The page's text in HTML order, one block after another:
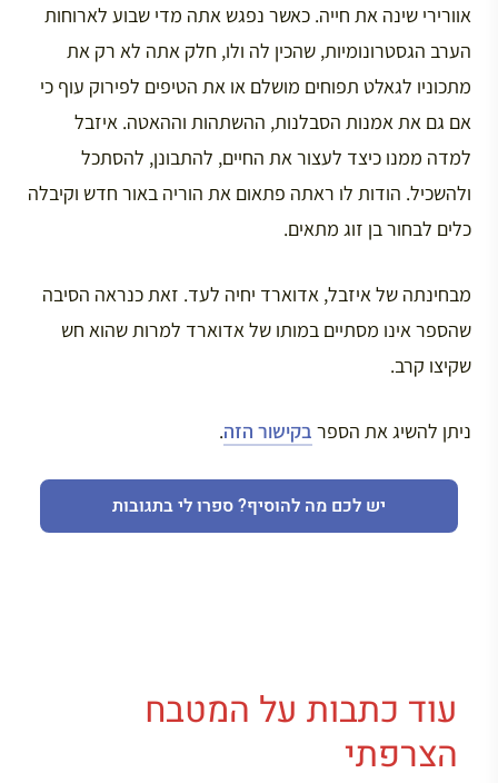
אוורירי שינה את חייה. כאשר נפגש אתה מדי שבוע לארוחות
הערב הגסטרונומיות, שהכין לה ולו, חלק אתה לא רק את
מתכוניו לגאלט תפוחים מושלם או את הטיפים לפירוק עוף כי
אם גם את אמנות הסבלנות, ההשתהות וההאטה. איזבל
למדה ממנו כיצד לעצור את החיים, להתבונן, להסתכל
ולהשכיל. הודות לו ראתה פתאום את הוריה באור חדש וקיבלה
כלים לבחור בן זוג מתאים.
מבחינתה של איזבל, אדוארד יחיה לעד. זאת כנראה הסיבה
שהספר אינו מסתיים במותו של אדוארד למרות שהוא חש
שקיצו קרב.
ניתן להשיג את הספר בקישור הזה.
יש לכם מה להוסיף? ספרו לי בתגובות
עוד כתבות על המטבח
הצרפתי